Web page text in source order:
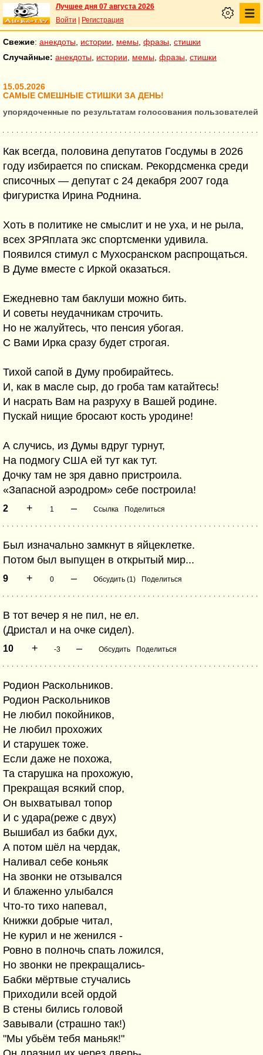
Лучшее дня 07 августа 2026
Войти
Регистрация
Свежие: анекдоты истории мемы фразы стишки
Случайные: анекдоты истории мемы фразы стишки
15.05.2026
САМЫЕ СМЕШНЫЕ СТИШКИ ЗА ДЕНЬ!
упорядоченные по результатам голосования пользователей
Как всегда, половина депутатов Госдумы в 2026
году избирается по спискам. Рекордсменка среди
списочных — депутат с 24 декабря 2007 года
фигуристка Ирина Роднина.
Хоть в политике не смыслит и не уха, и не рыла,
всех ЗРЯплата экс спортсменки удивила.
Появился стимул с Мухосранском распрощаться.
В Думе вместе с Иркой оказаться.
Ежедневно там баклуши можно бить.
И советы неудачникам строчить.
Но не жалуйтесь, что пенсия убогая.
С Вами Ирка сразу будет строгая.
Тихой сапой в Думу пробирайтесь.
И, как в масле сыр, до гроба там катайтесь!
И насрать Вам на разруху в Вашей родине.
Пускай нищие бросают кость уродине!
А случись, из Думы вдруг турнут,
На подмогу США ей тут как тут.
Дочку там не зря давно пристроила.
«Запасной аэродром» себе построила!
2 + 1 – Ссылка Поделиться
Был изначально замкнут в яйцеклетке.
Потом был выпущен в открытый мир...
9 + 0 – Обсудить (1) Поделиться
В тот вечер я не пил, не ел.
(Дристал и на очке сидел).
10 + -3 – Обсудить Поделиться
Родион Раскольников.
Родион Раскольников
Не любил покойников,
Не любил прохожих
И старушек тоже.
Если даже не похожа,
Та старушка на прохожую,
Прекращая всякий спор,
Он выхватывал топор
И с удара(реже с двух)
Вышибал из бабки дух,
А потом шёл на чердак,
Наливал себе коньяк
На звонки не отзывался
И блаженно улыбался
Что-то тихо напевал,
Книжки добрые читал,
Не курил и не женился -
Ровно в полночь спать ложился,
Но звонки не прекращались-
Бабки мёртвые стучались
Приходили всей ордой
В стены бились головой
Завывали (страшно так!)
"Мы убьём тебя маньяк!"